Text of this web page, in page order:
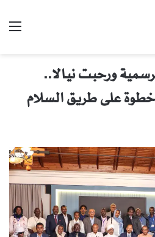
ورحبت نيالا..
” خطوة على طريق السلام